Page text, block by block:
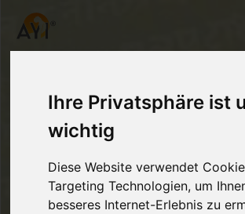
Ihre Privatsphäre ist
wichtig
Diese Website verwendet
Targeting Technologien, um
besseres Internet-Erlebnis zu